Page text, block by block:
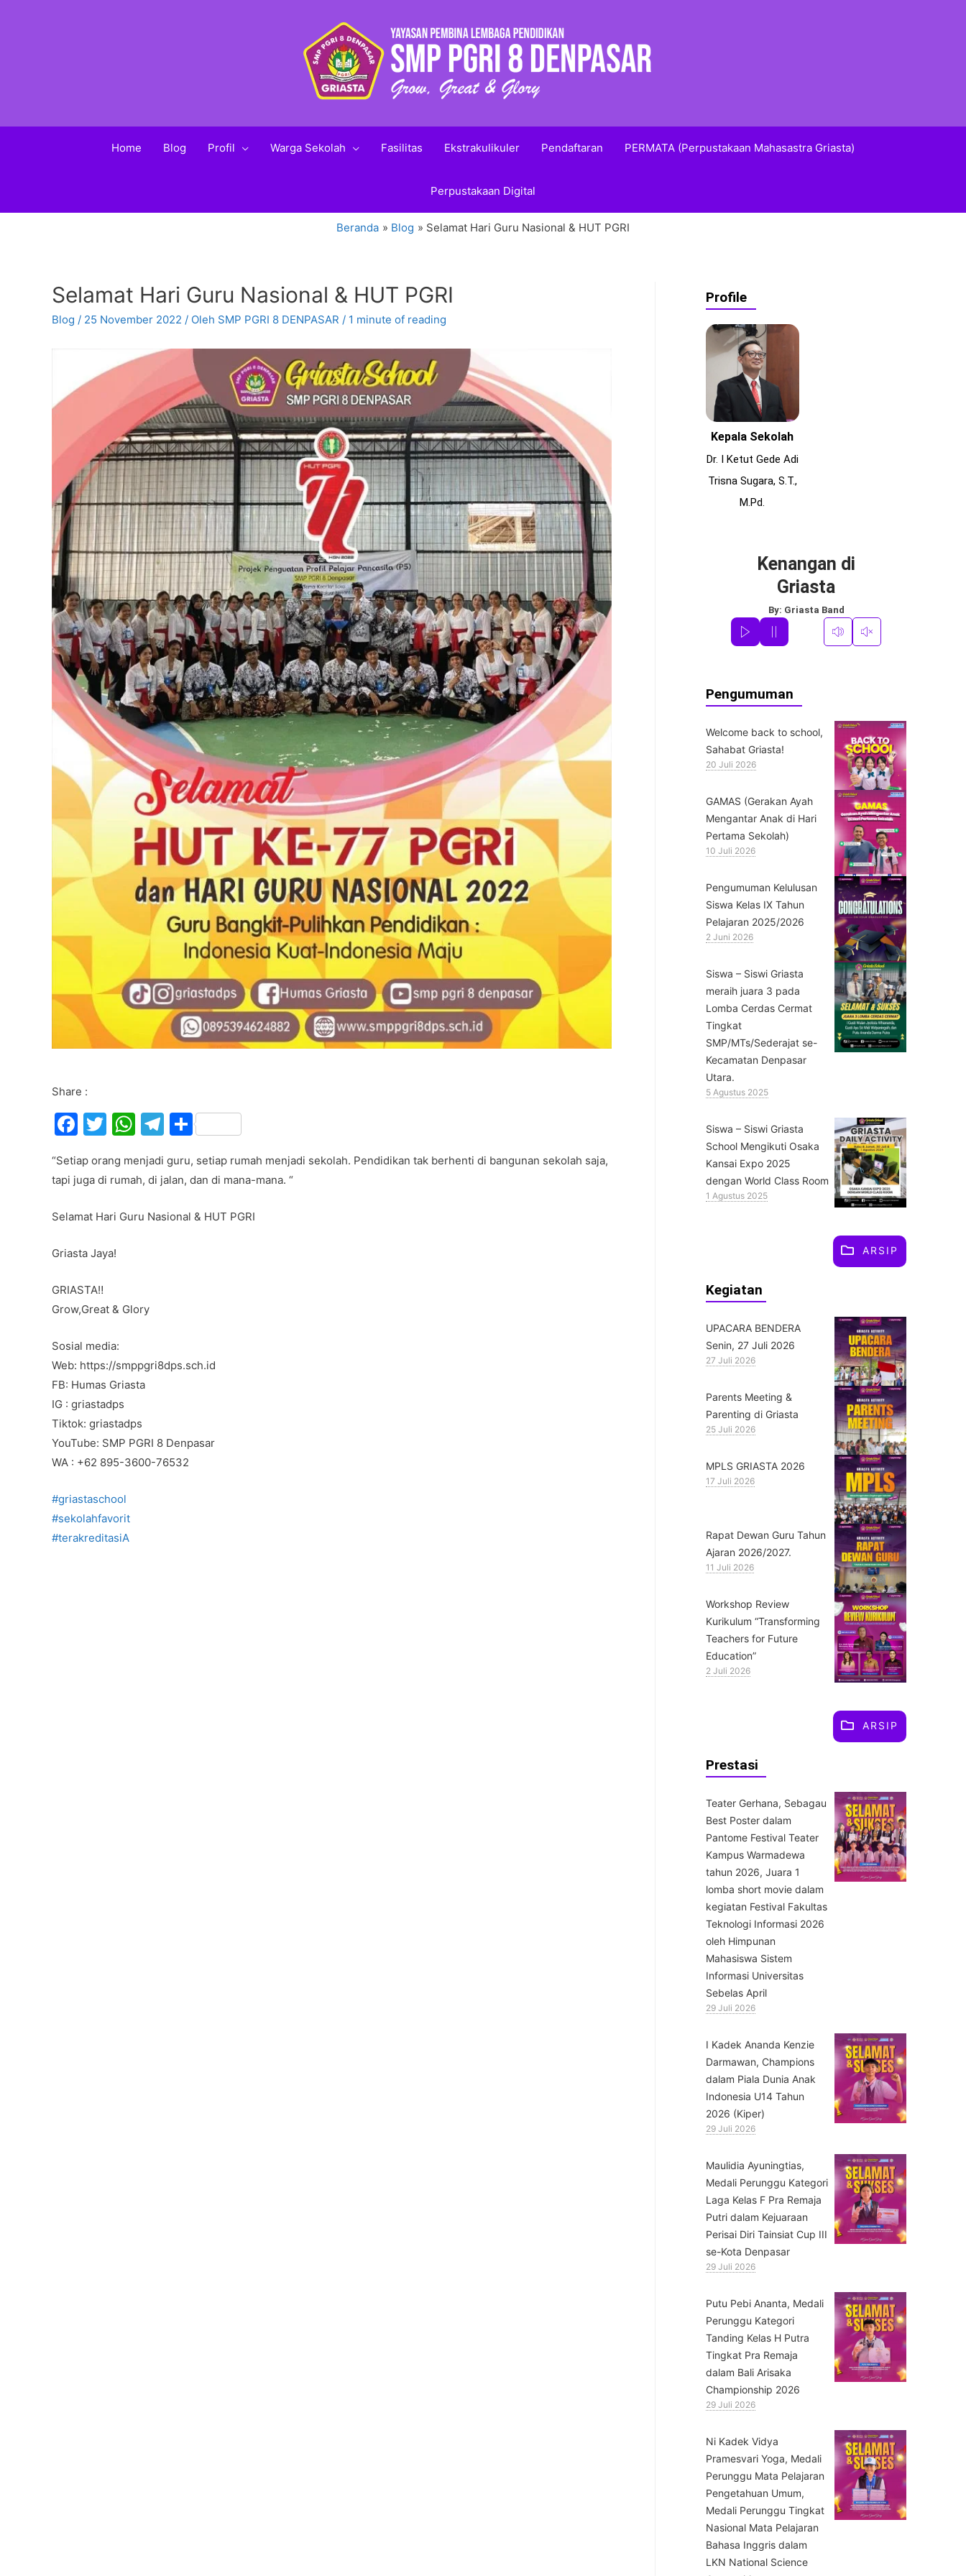
Home Blog Profil Warga Sekolah Fasilitas Ekstrakulikuler Pendaftaran PERMATA (Perpustakaan Mahasastra Griasta)
Perpustakaan Digital
Beranda Blog Selamat Hari Guru Nasional & HUT PGRI
Selamat Hari Guru Nasional & HUT PGRI
Blog / 25 November 2022 / Oleh SMP PGRI 8 DENPASAR / 1 minute of reading
Share :
F
c
e
b
o
k
T
itt
er
W
at
s
A
T
e
gr
a
S
ar
e
“Setiap orang menjadi guru, setiap rumah menjadi sekolah. Pendidikan tak berhenti di bangunan sekolah saja,
tapi juga di rumah, di jalan, dan di mana-mana. “
Selamat Hari Guru Nasional & HUT PGRI
Griasta Jaya!
GRIASTA‼️
Grow,Great & Glory
Sosial media:
Web: https://smppgri8dps.sch.id
FB: Humas Griasta
IG : griastadps
Tiktok: griastadps
YouTube: SMP PGRI 8 Denpasar
WA : +62 895-3600-76532
#griastaschool
#sekolahfavorit
#terakreditasiA
Profile
Kepala Sekolah
Dr. I Ketut Gede Adi
Trisna Sugara, S.T.,
M.Pd.
Kenangan di
Griasta
By: Griasta Band
Pengumuman
Welcome back to school,
Sahabat Griasta!
20 Juli 2026
GAMAS (Gerakan Ayah
Mengantar Anak di Hari
Pertama Sekolah)
10 Juli 2026
Pengumuman Kelulusan
Siswa Kelas IX Tahun
Pelajaran 2025/2026
2 Juni 2026
Siswa – Siswi Griasta
meraih juara 3 pada
Lomba Cerdas Cermat
Tingkat
SMP/MTs/Sederajat se-
Kecamatan Denpasar
Utara.
5 Agustus 2025
Siswa – Siswi Griasta
School Mengikuti Osaka
Kansai Expo 2025
dengan World Class Room
1 Agustus 2025
ARSIP
Kegiatan
UPACARA BENDERA
Senin, 27 Juli 2026
27 Juli 2026
Parents Meeting &
Parenting di Griasta
25 Juli 2026
MPLS GRIASTA 2026
17 Juli 2026
Rapat Dewan Guru Tahun
Ajaran 2026/2027.
11 Juli 2026
Workshop Review
Kurikulum “Transforming
Teachers for Future
Education”
2 Juli 2026
ARSIP
Prestasi
Teater Gerhana, Sebagau
Best Poster dalam
Pantome Festival Teater
Kampus Warmadewa
tahun 2026, Juara 1
lomba short movie dalam
kegiatan Festival Fakultas
Teknologi Informasi 2026
oleh Himpunan
Mahasiswa Sistem
Informasi Universitas
Sebelas April
29 Juli 2026
⁠I Kadek Ananda Kenzie
Darmawan, Champions
dalam Piala Dunia Anak
Indonesia U14 Tahun
2026 (Kiper)
29 Juli 2026
⁠Maulidia Ayuningtias,
Medali Perunggu Kategori
Laga Kelas F Pra Remaja
Putri dalam Kejuaraan
Perisai Diri Tainsiat Cup III
se-Kota Denpasar
29 Juli 2026
Putu Pebi Ananta, Medali
Perunggu Kategori
Tanding Kelas H Putra
Tingkat Pra Remaja
dalam Bali Arisaka
Championship 2026
29 Juli 2026
⁠Ni Kadek Vidya
Pramesvari Yoga, Medali
Perunggu Mata Pelajaran
Pengetahuan Umum,
Medali Perunggu Tingkat
Nasional Mata Pelajaran
Bahasa Inggris dalam
LKN National Science